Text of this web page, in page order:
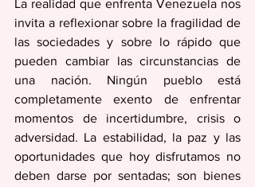
La realidad que enfrenta Venezuela nos
invita a reflexionar sobre la fragilidad de
las sociedades y sobre lo rápido que
pueden cambiar las circunstancias de
una nación. Ningún pueblo está
completamente exento de enfrentar
momentos de incertidumbre, crisis o
adversidad. La estabilidad, la paz y las
oportunidades que hoy disfrutamos no
deben darse por sentadas; son bienes